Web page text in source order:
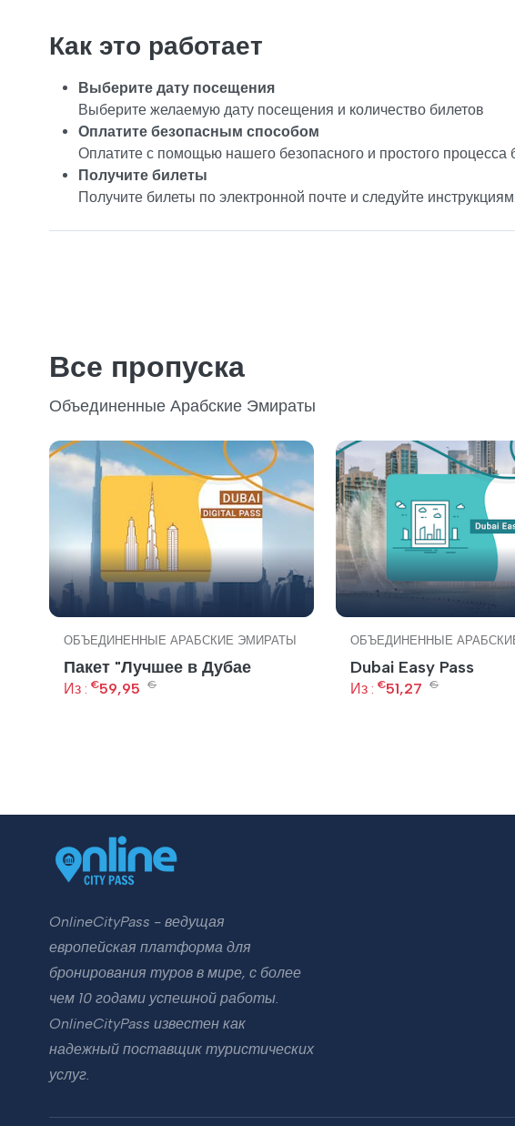
Как это работает
Выберите дату посещения
Выберите желаемую дату посещения и количество билетов
Оплатите безопасным способом
Оплатите с помощью нашего безопасного и простого процесса
Получите билеты
Получите билеты по электронной почте и следуйте
Все пропуска
Объединенные Арабские Эмираты
ОБЪЕДИНЕННЫЕ АРАБСКИЕ ЭМИРАТЫ
Пакет "Лучшее в Дубае
Из : €59,95 €
ОБЪЕДИНЕННЫЕ
Dubai Easy Pass
Из : €51,27 €
OnlineCityPass - ведущая
европейская платформа для
бронирования туров в мире, с более
чем 10 годами успешной работы.
OnlineCityPass известен как
надежный поставщик туристических
услуг.